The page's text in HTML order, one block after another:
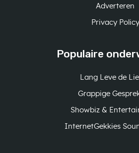
Adverteren
Privacy Policy
Populaire
Lang Leve de
Grappige
Showbiz &
InternetGekkies